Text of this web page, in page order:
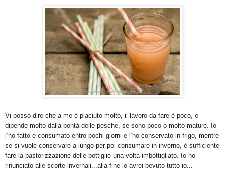
Vi posso dire che a me è piaciuto molto, il lavoro da fare è poco, e
dipende molto dalla bontà delle pesche, se sono poco o molto mature. Io
l’ho fatto e consumato entro pochi giorni e l’ho conservato in frigo, mentre
se si vuole conservare a lungo per poi consumare in inverno, è sufficiente
fare la pastorizzazione delle bottiglie una volta imbottigliato. Io ho
rinunciato alle scorte invernali...alla fine lo avrei bevuto tutto io...